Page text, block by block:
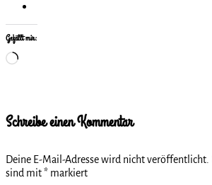
Gefällt mir:
Wird
Schreibe einen Kommentar
Deine E-Mail-Adresse wird nicht veröffentlicht.
sind mit* markiert